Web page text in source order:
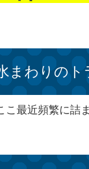
まわりのト
最近頻繁に詰ま